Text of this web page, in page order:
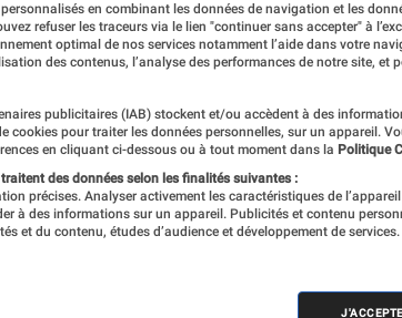
Tests
en combinant les données de navigation et les
refuser les traceurs via le lien "continuer sans accepter" à
optimal de nos services notamment l’aide dans votre
des contenus, l’analyse des performances de notre site, et
publicitaires (IAB) stockent et/ou accèdent à des
cookies pour traiter les données personnelles, sur un appareil.
en cliquant ci-dessous ou à tout moment dans la Politique
des données selon les finalités suivantes :
précises. Analyser activement les caractéristiques de
à des informations sur un appareil. Publicités et contenu
et du contenu, études d’audience et développement de services.
J'ACCEPTE